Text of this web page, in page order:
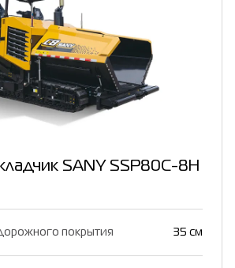
SANY SSP80C-8H
покрытия 35 см